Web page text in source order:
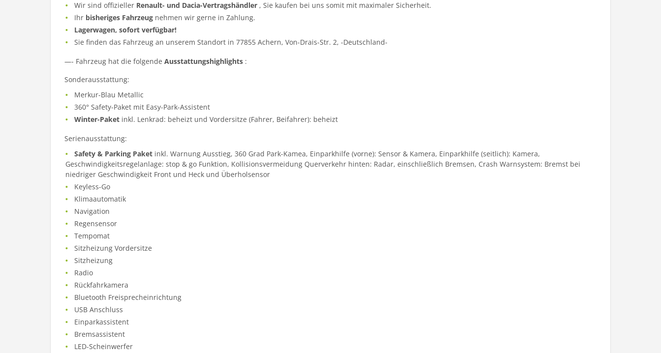
Wir sind offizieller Renault- und Dacia-Vertragshändler , Sie kaufen bei uns somit mit maximaler Sicherheit.
Ihr bisheriges Fahrzeug nehmen wir gerne in Zahlung.
Lagerwagen, sofort verfügbar!
Sie finden das Fahrzeug an unserem Standort in 77855 Achern, Von-Drais-Str. 2, -Deutschland-
—- Fahrzeug hat die folgende Ausstattungshighlights :
Sonderausstattung:
Merkur-Blau Metallic
360° Safety-Paket mit Easy-Park-Assistent
Winter-Paket inkl. Lenkrad: beheizt und Vordersitze (Fahrer, Beifahrer): beheizt
Serienausstattung:
Safety & Parking Paket inkl. Warnung Ausstieg, 360 Grad Park-Kamea, Einparkhilfe (vorne): Sensor & Kamera, Einparkhilfe (seitlich): Kamera,
Geschwindigkeitsregelanlage: stop & go Funktion, Kollisionsvermeidung Querverkehr hinten: Radar, einschließlich Bremsen, Crash Warnsystem: Bremst bei
niedriger Geschwindigkeit Front und Heck und Überholsensor
Keyless-Go
Klimaautomatik
Navigation
Regensensor
Tempomat
Sitzheizung Vordersitze
Sitzheizung
Radio
Rückfahrkamera
Bluetooth Freisprecheinrichtung
USB Anschluss
Einparkassistent
Bremsassistent
LED-Scheinwerfer